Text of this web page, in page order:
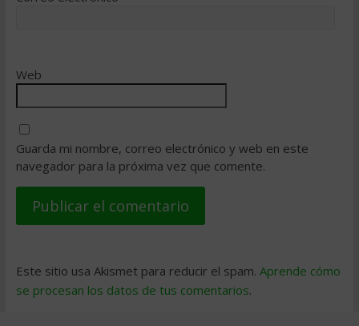
Web
Guarda mi nombre, correo electrónico y web en este
navegador para la próxima vez que comente.
Este sitio usa Akismet para reducir el spam. Aprende cómo
se procesan los datos de tus comentarios.